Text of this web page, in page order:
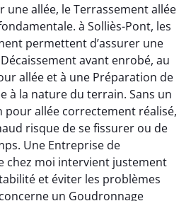
une allée, le Terrassement allée
à Solliès-Pont, les
permettent d’assurer une
avant enrobé, au
allée et à une Préparation de
à la nature du terrain. Sans un
allée correctement réalisé,
risque de se fissurer ou de
Une Entreprise de
chez moi intervient justement
et éviter les problèmes
un Goudronnage